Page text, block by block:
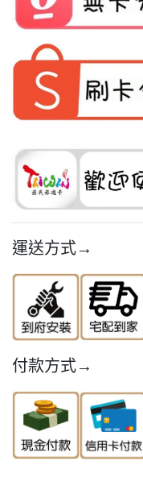
運送方式→
付款方式→